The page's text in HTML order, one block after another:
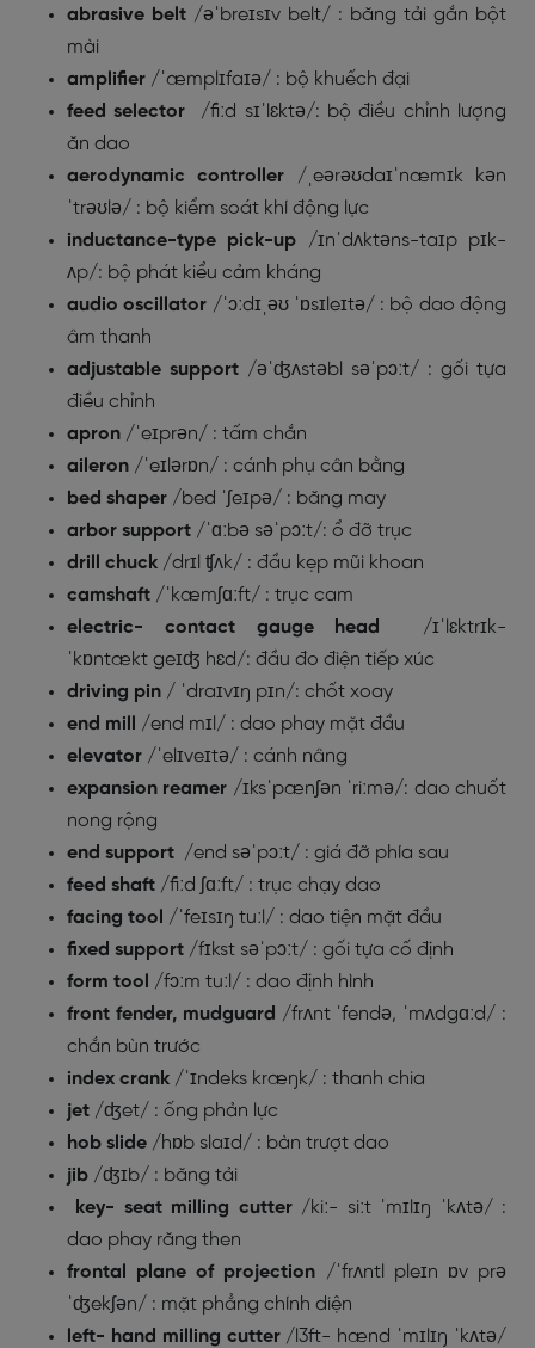
abrasive belt /əˈbreɪsɪv belt/ : băng tải gắn bột
mài
amplifier /ˈæmplɪfaɪə/ : bộ khuếch đại
feed selector /fiːd sɪˈlɛktə/: bộ điều chỉnh lượng
ăn dao
aerodynamic controller / ˌeərəʊdaɪˈnæmɪk kən
ˈtrəʊlə/ : bộ kiểm soát khí động lực
inductance-type pick-up /ɪnˈdʌktəns-taɪp pɪk-
ʌp/: bộ phát kiểu cảm kháng
audio oscillator /ˈɔːdɪˌəʊ ˈɒsɪleɪtə/ : bộ dao động
âm thanh
adjustable support /əˈʤʌstəbl səˈpɔːt/ : gối tựa
điều chỉnh
apron /ˈeɪprən/ : tấm chắn
aileron /ˈeɪlərɒn/ : cánh phụ cân bằng
bed shaper /bed ˈʃeɪpə/ : băng may
arbor support /ˈɑːbə səˈpɔːt/: ổ đỡ trục
drill chuck /drɪl ʧʌk/ : đầu kẹp mũi khoan
camshaft /ˈkæmʃɑːft/ : trục cam
electric- contact gauge head
/ɪˈlɛktrɪk-
ˈkɒntækt geɪʤ hɛd/: đầu đo điện tiếp xúc
driving pin / ˈdraɪvɪŋ pɪn/: chốt xoay
end mill /end mɪl/ : dao phay mặt đầu
elevator /ˈelɪveɪtə/ : cánh nâng
expansion reamer /ɪksˈpænʃən ˈriːmə/: dao chuốt
nong rộng
end support /end səˈpɔːt/ : giá đỡ phía sau
feed shaft /fiːd ʃɑːft/ : trục chạy dao
facing tool /ˈfeɪsɪŋ tuːl/ : dao tiện mặt đầu
fixed support /fɪkst səˈpɔːt/ : gối tựa cố định
form tool /fɔːm tuːl/ : dao định hình
front fender, mudguard /frʌnt ˈfendə, ˈmʌdgɑːd/ :
chắn bùn trước
index crank /ˈɪndeks kræŋk/ : thanh chia
jet /ʤet/ : ống phản lực
hob slide /hɒb slaɪd/ : bàn trượt dao
jib /ʤɪb/ : băng tải
key- seat milling cutter /kiː- siːt ˈmɪlɪŋ ˈkʌtə/ :
dao phay răng then
frontal plane of projection /ˈfrʌntl pleɪn ɒv prə
ˈʤekʃən/ : mặt phẳng chính diện
left- hand milling cutter /l3ft- hænd ˈmɪlɪŋ ˈkʌtə/